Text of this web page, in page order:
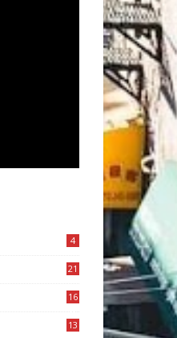
4
21
16
13